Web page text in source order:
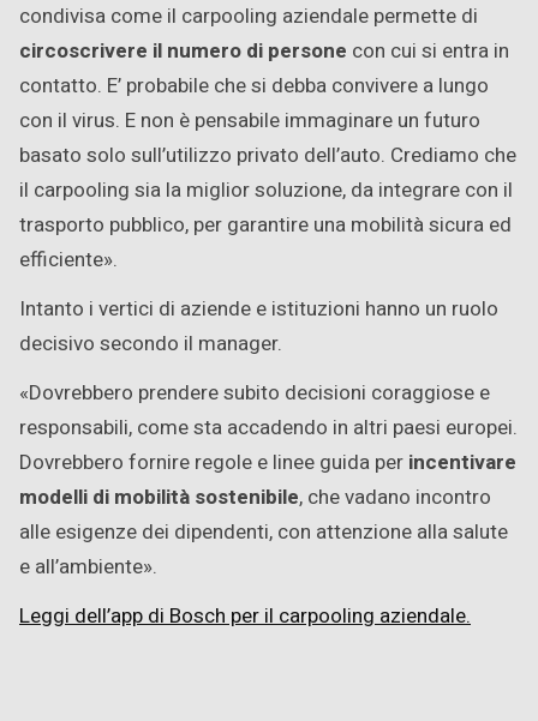
condivisa come il carpooling aziendale permette di
circoscrivere il numero di persone con cui si entra in
contatto. E’ probabile che si debba convivere a lungo
con il virus. E non è pensabile immaginare un futuro
basato solo sull’utilizzo privato dell’auto. Crediamo che
il carpooling sia la miglior soluzione, da integrare con il
trasporto pubblico, per garantire una mobilità sicura ed
efficiente».
Intanto i vertici di aziende e istituzioni hanno un ruolo
decisivo secondo il manager.
«Dovrebbero prendere subito decisioni coraggiose e
responsabili, come sta accadendo in altri paesi europei.
Dovrebbero fornire regole e linee guida per incentivare
modelli di mobilità sostenibile, che vadano incontro
alle esigenze dei dipendenti, con attenzione alla salute
e all’ambiente».
Leggi dell’app di Bosch per il carpooling aziendale.